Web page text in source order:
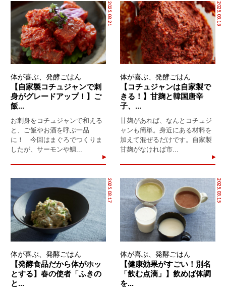
2025.03.21
体が喜ぶ、発酵ごはん
【自家製コチュジャンで刺
身がグレードアップ！】ご
飯...
お刺身をコチュジャンで和える
と、ご飯やお酒を呼ぶ一品
に！ 今回はまぐろでつくりま
したが、サーモンや鯛...
2025.03.18
体が喜ぶ、発酵ごはん
【コチュジャンは自家製で
きる！】甘麹と韓国唐辛
子、...
甘麹があれば、なんとコチュジ
ャンも簡単。身近にある材料を
加えて混ぜるだけです。自家製
甘麹がなければ市...
2025.03.17
体が喜ぶ、発酵ごはん
【発酵食品だから体がホッ
とする】春の使者「ふきの
と...
2025.03.15
体が喜ぶ、発酵ごはん
【健康効果がすごい！別名
「飲む点滴」】飲めば体調
を...